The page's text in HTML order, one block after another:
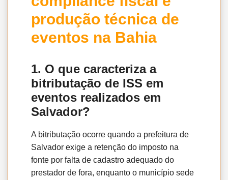
produção técnica de
eventos na Bahia
1. O que caracteriza a
bitributação de ISS em
eventos realizados em
Salvador?
A bitributação ocorre quando a prefeitura de
Salvador exige a retenção do imposto na
fonte por falta de cadastro adequado do
prestador de fora, enquanto o município sede